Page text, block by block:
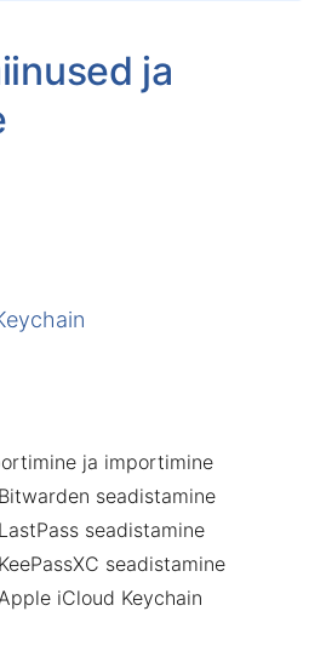
ja
ja importimine
seadistamine
seadistamine
seadistamine
iCloud Keychain